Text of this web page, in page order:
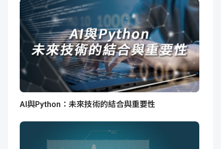
AI與Python：未來技術的結合與重要性